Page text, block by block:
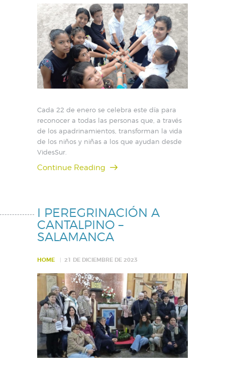
Cada 22 de enero se celebra este día para
reconocer a todas las personas que, a través
de los apadrinamientos, transforman la vida
de los niños y niñas a los que ayudan desde
VidesSur.
Continue Reading
I PEREGRINACIÓN A
CANTALPINO –
SALAMANCA
HOME 21 DE DICIEMBRE DE 2023